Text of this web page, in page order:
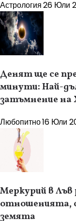
Астрология26 Юли
Денят ще се
минути: Най-
затъмнение на
Любопитно16 Юли
Меркурий в Лъв
отношенията,
земята